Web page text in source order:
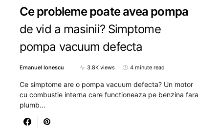
Ce probleme poate avea pompa
de vid a masinii? Simptome
pompa vacuum defecta
Emanuel Ionescu 3.8K views 4 minute read
Ce simptome are o pompa vacuum defecta? Un motor
cu combustie interna care functioneaza pe benzina fara
plumb…